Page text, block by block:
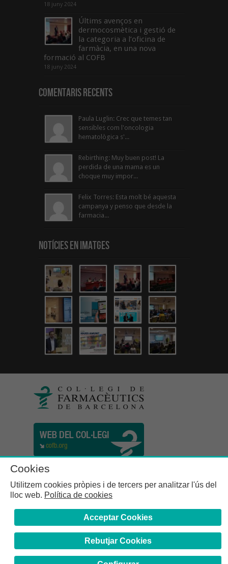
18 juny 2024
Últims avenços en
dermocosmètica i gestió de
la categoria a l’oficina de
farmàcia, en una nova
formació al COFB
18 juny 2024
Comentaris Recents
Paula Luglin: Crec que temes tan
sensibles com l'oncologia
hematològica s'...
Rebirthing: Muy buen post! La
perdida de una mama es un
choque muy impor...
Felix Torres: Esta molt bé aquesta
campanya y penso que desde la
farmacia...
Notícies en Imatges
Col·legi de Farmacèutics de la Província de Barcelona | C.
Girona, n° 64-66 - 08009 Barcelona | Tel. (34) 932 44 07 10
Cookies
Utilitzem cookies pròpies i de tercers per analitzar l'ús del
lloc web. Política de cookies
Acceptar Cookies
Rebutjar Cookies